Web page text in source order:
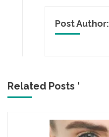
Post Author:
Related Posts '